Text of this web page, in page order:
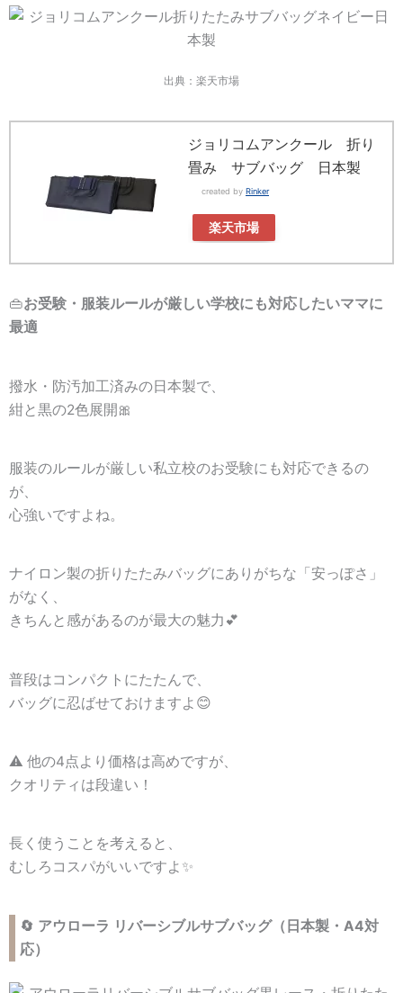
出典：楽天市場
ジョリコムアンクール 折り
畳み サブバッグ 日本製
created by Rinker
楽天市場
👜お受験・服装ルールが厳しい学校にも対応したいママに
最適
撥水・防汚加工済みの日本製で、
紺と黒の2色展開🎀
服装のルールが厳しい私立校のお受験にも対応できるの
が、
心強いですよね。
ナイロン製の折りたたみバッグにありがちな「安っぽさ」
がなく、
きちんと感があるのが最大の魅力💕
普段はコンパクトにたたんで、
バッグに忍ばせておけますよ😊
⚠️ 他の4点より価格は高めですが、
クオリティは段違い！
長く使うことを考えると、
むしろコスパがいいですよ✨
🔄 アウローラ リバーシブルサブバッグ（日本製・A4対
応）